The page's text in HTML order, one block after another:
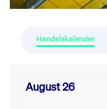
Handelskalender
August 26